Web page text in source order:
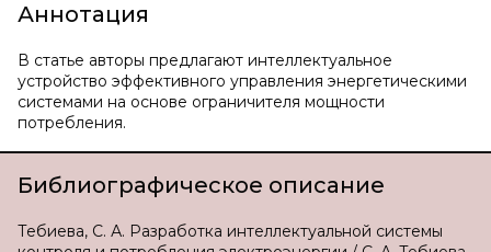
Аннотация
В статье авторы предлагают интеллектуальное
устройство эффективного управления энергетическими
системами на основе ограничителя мощности
потребления.
Библиографическое описание
Тебиева, С. А. Разработка интеллектуальной системы